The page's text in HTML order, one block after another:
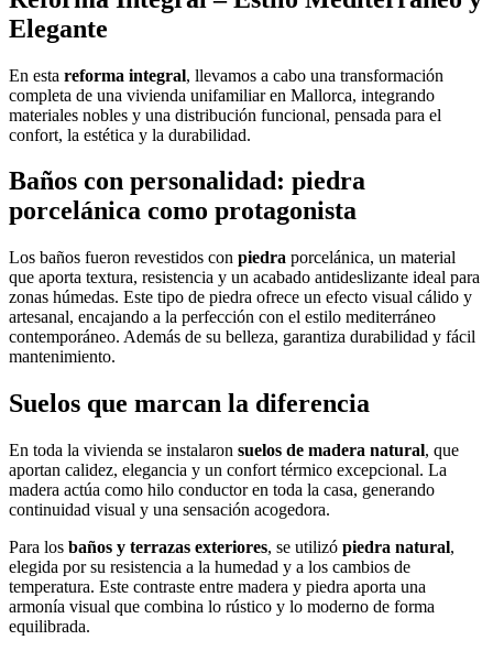
Elegante
En esta reforma integral, llevamos a cabo una transformación
completa de una vivienda unifamiliar en Mallorca, integrando
materiales nobles y una distribución funcional, pensada para el
confort, la estética y la durabilidad.
Baños con personalidad: piedra
porcelánica como protagonista
Los baños fueron revestidos con piedra porcelánica, un material
que aporta textura, resistencia y un acabado antideslizante ideal para
zonas húmedas. Este tipo de piedra ofrece un efecto visual cálido y
artesanal, encajando a la perfección con el estilo mediterráneo
contemporáneo. Además de su belleza, garantiza durabilidad y fácil
mantenimiento.
Suelos que marcan la diferencia
En toda la vivienda se instalaron suelos de madera natural, que
aportan calidez, elegancia y un confort térmico excepcional. La
madera actúa como hilo conductor en toda la casa, generando
continuidad visual y una sensación acogedora.
Para los baños y terrazas exteriores, se utilizó piedra natural,
elegida por su resistencia a la humedad y a los cambios de
temperatura. Este contraste entre madera y piedra aporta una
armonía visual que combina lo rústico y lo moderno de forma
equilibrada.